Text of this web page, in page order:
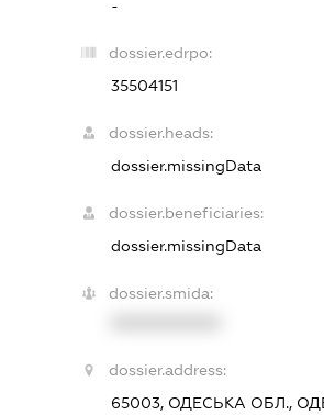
-
dossier.edrpo:
35504151
dossier.heads:
dossier.missingData
dossier.beneficiaries:
dossier.missingData
dossier.smida:
dossier.address:
65003, ОДЕСЬКА ОБЛ.,